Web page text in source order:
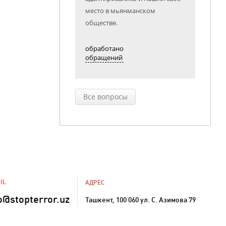
место в мьянманском
обществе.
обработано
обращений
Все вопросы
АДРЕС
Ташкент, 100 060 ул. С. Азимова 79